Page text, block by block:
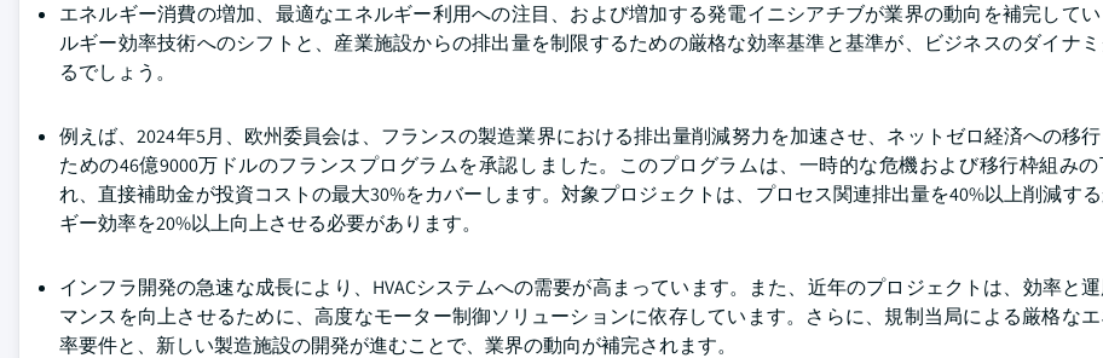
エネルギー消費の増加、最適なエネルギー利用への注目、および増加する発電イニシアチブが業界の動向を補完して
ルギー効率技術へのシフトと、産業施設からの排出量を制限するための厳格な効率基準と基準が、ビジネスのダイナ
るでしょう。
例えば、2024年5月、欧州委員会は、フランスの製造業界における排出量削減努力を加速させ、ネットゼロ経済への移
ための46億9000万ドルのフランスプログラムを承認しました。このプログラムは、一時的な危機および移行枠組みの
れ、直接補助金が投資コストの最大30%をカバーします。対象プロジェクトは、プロセス関連排出量を40%以上削減す
ギー効率を20%以上向上させる必要があります。
インフラ開発の急速な成長により、HVACシステムへの需要が高まっています。また、近年のプロジェクトは、効率と
マンスを向上させるために、高度なモーター制御ソリューションに依存しています。さらに、規制当局による厳格な
率要件と、新しい製造施設の開発が進むことで、業界の動向が補完されます。